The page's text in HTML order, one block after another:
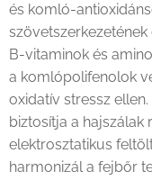
és komló-
B-vitaminok és
a komlópolifenolok
oxidatív stressz
biztosítja a
elektrosztatikus
harmonizál a fejbőr